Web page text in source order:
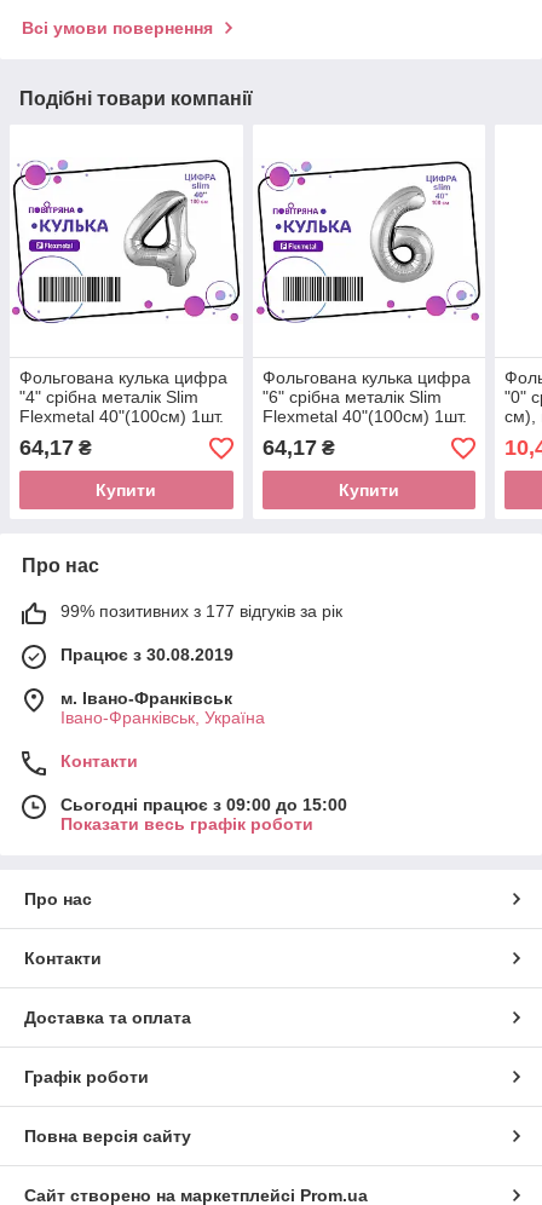
Всі умови повернення
Подібні товари компанії
Фольгована кулька цифра
"4" срібна металік Slim
Flexmetal 40"(100см) 1шт.
64,17 ₴
Купити
Фольгована кулька цифра
"6" срібна металік Slim
Flexmetal 40"(100см) 1шт.
64,17₴
Купити
"0"
см),
Про нас
99% позитивних з 177 відгуків за рік
Працює з 30.08.2019
м. Івано-Франківськ
Івано-Франківськ, Україна
Контакти
Сьогодні працює з 09:00 до 15:00
Показати весь графік роботи
Про нас
Контакти
Доставка та оплата
Графік роботи
Повна версія сайту
Сайт створено на маркетплейсі Prom.ua